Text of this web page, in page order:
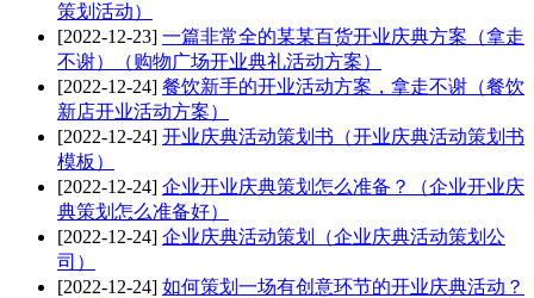
策划活动）
[2022-12-23] 一篇非常全的某某百货开业庆典方案（拿走
不谢）（购物广场开业典礼活动方案）
[2022-12-24] 餐饮新手的开业活动方案，拿走不谢（餐饮
新店开业活动方案）
[2022-12-24] 开业庆典活动策划书（开业庆典活动策划书
模板）
[2022-12-24] 企业开业庆典策划怎么准备？（企业开业庆
典策划怎么准备好）
[2022-12-24] 企业庆典活动策划（企业庆典活动策划公
司）
[2022-12-24] 如何策划一场有创意环节的开业庆典活动？